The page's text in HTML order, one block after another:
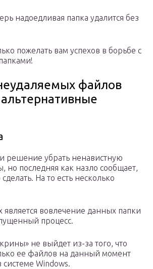
надоедливая папка удалится без
пожелать вам успехов в борьбе с
файлов
решение убрать ненавистную
но последняя как назло сообщает,
На то есть несколько
вовлечение данных папки
процесс.
не выйдет из-за того, что
ее файлов на данный момент
Windows.